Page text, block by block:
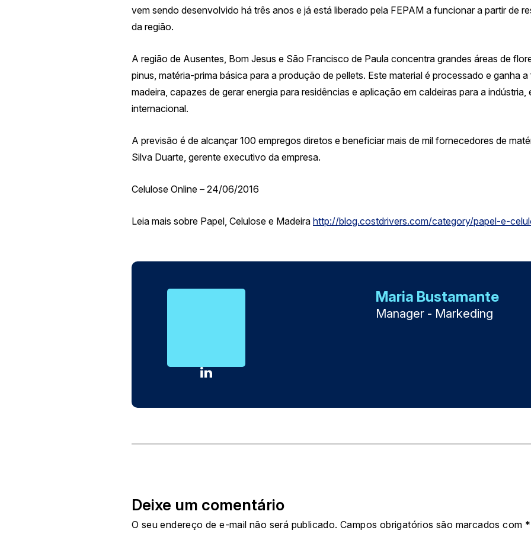
vem sendo desenvolvido há três anos e já está liberado pela FEPAM a funcionar a partir de
da região.
A região de Ausentes, Bom Jesus e São Francisco de Paula concentra grandes áreas de
pinus, matéria-prima básica para a produção de pellets. Este material é processado e ganha
madeira, capazes de gerar energia para residências e aplicação em caldeiras para a
internacional.
A previsão é de alcançar 100 empregos diretos e beneficiar mais de mil fornecedores de
Silva Duarte, gerente executivo da empresa.
Celulose Online – 24/06/2016
Leia mais sobre Papel, Celulose e Madeira http://blog.costdrivers.com/category/papel-e-
Maria Bustamante
Manager - Markeding
Deixe um comentário
O seu endereço de e-mail não será publicado. Campos obrigatórios são marcados com *